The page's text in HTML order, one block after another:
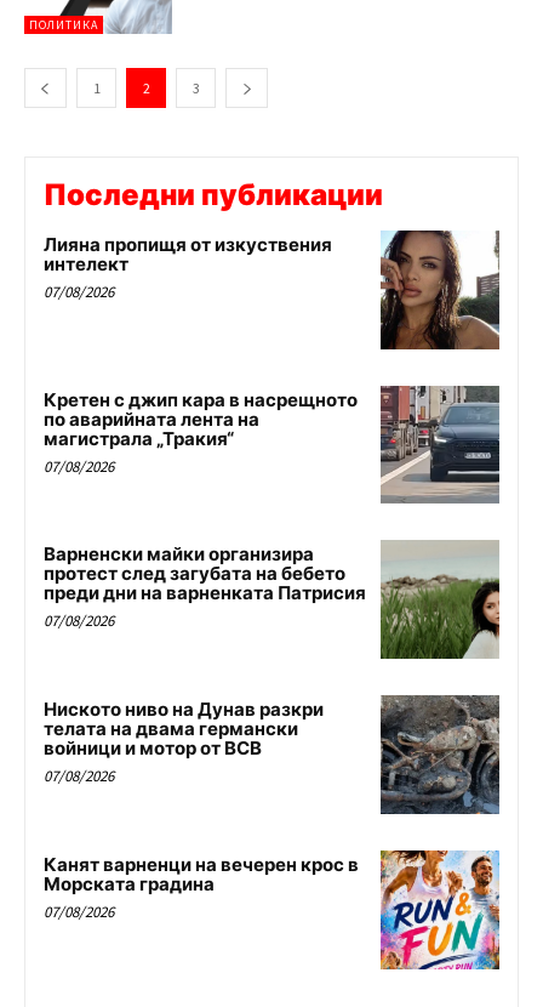
ПОЛИТИКА
1 2 3
Последни публикации
Лияна пропищя от изкуствения
интелект
07/08/2026
Кретен с джип кара в насрещното
по аварийната лента на
магистрала „Тракия“
07/08/2026
Варненски майки организира
протест след загубата на бебето
преди дни на варненката Патрисия
07/08/2026
Ниското ниво на Дунав разкри
телата на двама германски
войници и мотор от ВСВ
07/08/2026
Канят варненци на вечерен крос в
Морската градина
07/08/2026